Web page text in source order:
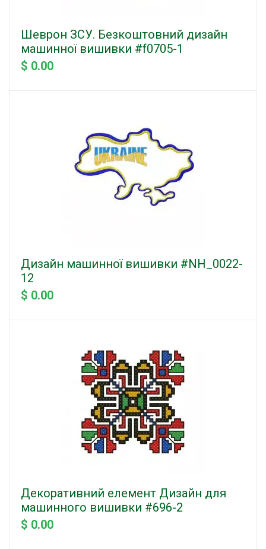
Шеврон ЗСУ. Безкоштовний дизайн
машинної вишивки #f0705-1
$ 0.00
Дизайн машинної вишивки #NH_0022-
12
$ 0.00
Декоративний елемент Дизайн для
машинного вишивки #696-2
$ 0.00